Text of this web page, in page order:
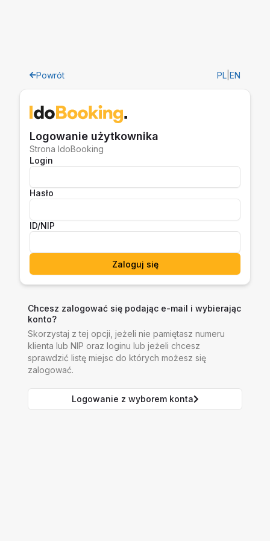
Powrót PL EN
Logowanie użytkownika
Strona IdoBooking
Login
Hasło
ID/NIP
Zaloguj się
Chcesz zalogować się podając e-mail i wybierając
konto?
Skorzystaj z tej opcji, jeżeli nie pamiętasz numeru
klienta lub NIP oraz loginu lub jeżeli chcesz
sprawdzić listę miejsc do których możesz się
zalogować.
Logowanie z wyborem konta